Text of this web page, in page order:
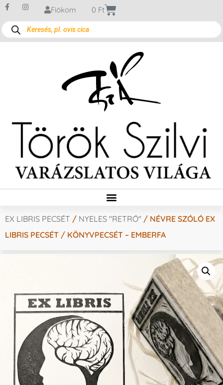
Fiókom 0 Ft
EX LIBRIS PECSÉT / NYELES "RETRÓ" / NÉVRE SZÓLÓ EX
LIBRIS PECSÉT / KÖNYVPECSÉT – EMBERFA